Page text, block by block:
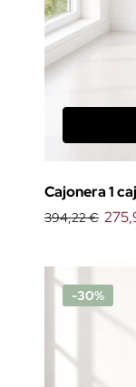
Cajonera 1
394,22 €
-30%